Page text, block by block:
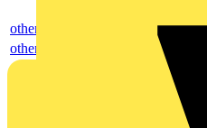
others
others